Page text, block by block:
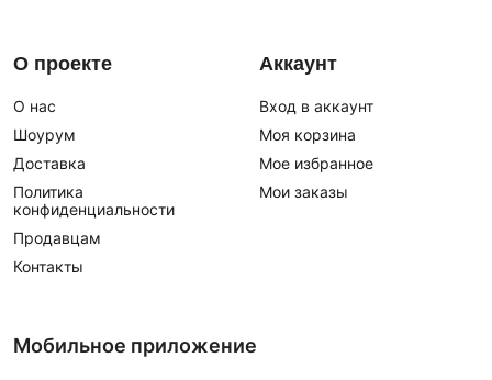
О проекте
О нас
Шоурум
Доставка
Политика
конфиденциальности
Продавцам
Контакты
Аккаунт
Вход в аккаунт
Моя корзина
Мое избранное
Мои заказы
Мобильное приложение